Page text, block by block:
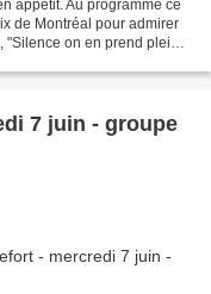
appétit. Au programme ce
de Montréal pour admirer
on en prend plein
7 juin - groupe